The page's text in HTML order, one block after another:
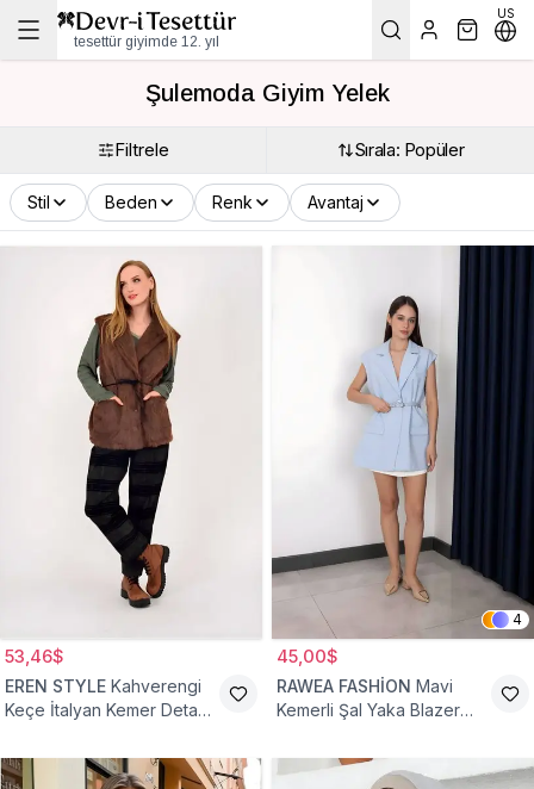
tesettür giyimde 12. yıl
US
Şulemoda Giyim Yelek
Filtrele Sırala: Popüler
Stil Beden Renk Avantaj
53,46$
EREN STYLE Kahverengi
Keçe İtalyan Kemer Detaylı
4
45,00$
RAWEA FASHİON Mavi
Kemerli Şal Yaka Blazer